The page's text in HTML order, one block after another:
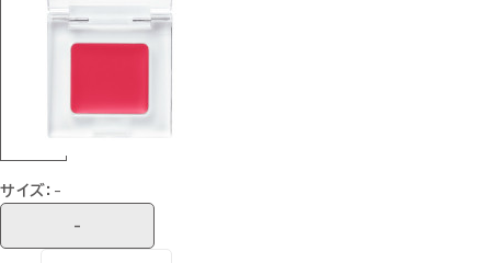
サイズ： -
-